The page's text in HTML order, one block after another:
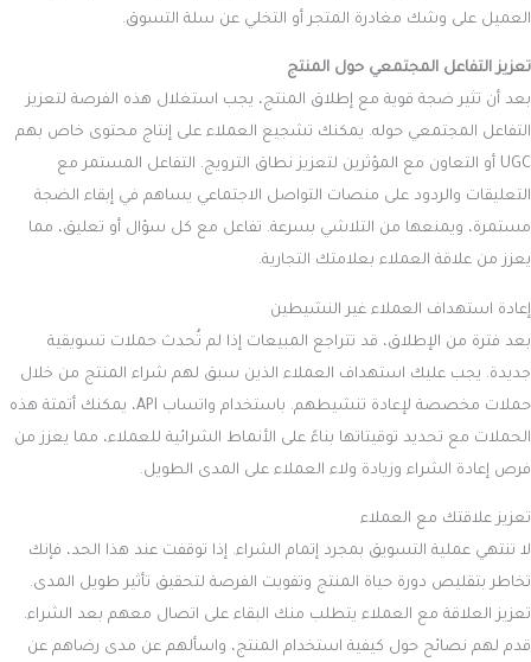
العميل على وشك مغادرة المتجر أو التخلي عن سلة التسوق.
تعزيز التفاعل المجتمعي حول المنتج
بعد أن تثير ضجة قوية مع إطلاق المنتج، يجب استغلال هذه الفرصة لتعزيز
التفاعل المجتمعي حوله. يمكنك تشجيع العملاء على إنتاج محتوى خاص بهم
UGC أو التعاون مع المؤثرين لتعزيز نطاق الترويج. التفاعل المستمر مع
التعليقات والردود على منصات التواصل الاجتماعي يساهم في إبقاء الضجة
مستمرة، ويمنعها من التلاشي بسرعة. تفاعل مع كل سؤال أو تعليق، مما
يعزز من علاقة العملاء بعلامتك التجارية.
إعادة استهداف العملاء غير النشيطين
بعد فترة من الإطلاق، قد تتراجع المبيعات إذا لم تُحدث حملات تسويقية
جديدة. يجب عليك استهداف العملاء الذين سبق لهم شراء المنتج من خلال
حملات مخصصة لإعادة تنشيطهم. باستخدام واتساب API، يمكنك أتمتة هذه
الحملات مع تحديد توقيتاتها بناءً على الأنماط الشرائية للعملاء، مما يعزز من
فرص إعادة الشراء وزيادة ولاء العملاء على المدى الطويل.
تعزيز علاقتك مع العملاء
لا تنتهي عملية التسويق بمجرد إتمام الشراء. إذا توقفت عند هذا الحد، فإنك
تخاطر بتقليص دورة حياة المنتج وتفويت الفرصة لتحقيق تأثير طويل المدى.
تعزيز العلاقة مع العملاء يتطلب منك البقاء على اتصال معهم بعد الشراء.
قدم لهم نصائح حول كيفية استخدام المنتج، واسألهم عن مدى رضاهم عن